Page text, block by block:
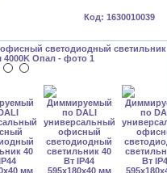
Код: 1630010039